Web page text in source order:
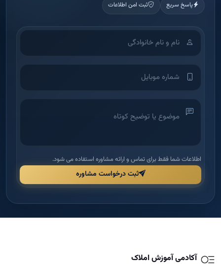
پاسخ سریع ثبت امن اطلاعات
اطلاعات شما فقط برای تماس و ارائه مشاوره استفاده می شود.
ثبت درخواست مشاوره
آکادمی آموزش املاک